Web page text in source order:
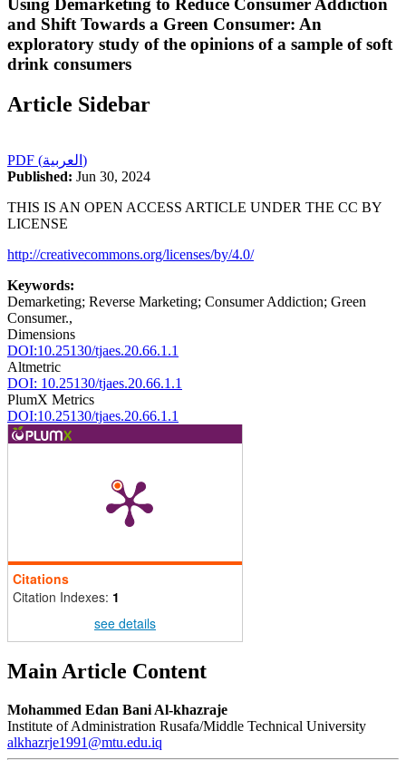
Using Demarketing to Reduce Consumer Addiction
and Shift Towards a Green Consumer: An
exploratory study of the opinions of a sample of soft
drink consumers
Article Sidebar
PDF (العربية)
Published: Jun 30, 2024
THIS IS AN OPEN ACCESS ARTICLE UNDER THE CC BY
LICENSE
http://creativecommons.org/licenses/by/4.0/
Keywords:
Demarketing; Reverse Marketing; Consumer Addiction; Green
Consumer.,
Dimensions
DOI:10.25130/tjaes.20.66.1.1
Altmetric
DOI: 10.25130/tjaes.20.66.1.1
PlumX Metrics
DOI:10.25130/tjaes.20.66.1.1
Citations
Citation Indexes: 1
see details
Main Article Content
Mohammed Edan Bani Al-khazraje
Institute of Administration Rusafa/Middle Technical University
alkhazrje1991@mtu.edu.iq